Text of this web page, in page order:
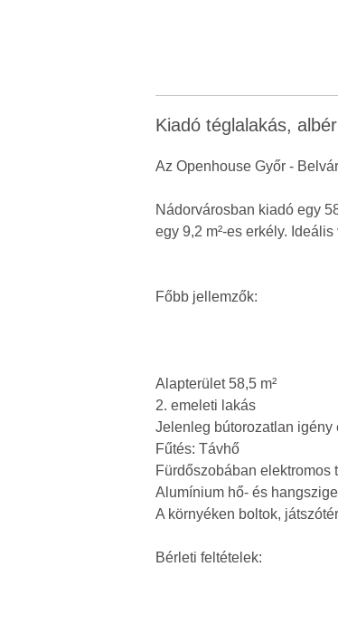
Kiadó téglalakás,
Az Openhouse Győr -
Nádorvárosban kiadó egy
egy 9,2 m²-es erkély.
Főbb jellemzők:
Alapterület 58,5 m²
2. emeleti lakás
Jelenleg bútorozatlan igény
Fűtés: Távhő
Fürdőszobában elektromos
Alumínium hő- és
A környéken boltok,
Bérleti feltételek: